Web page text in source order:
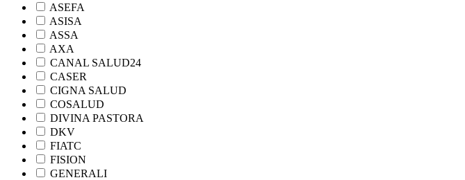
ASEFA
ASISA
ASSA
AXA
CANAL SALUD24
CASER
CIGNA SALUD
COSALUD
DIVINA PASTORA
DKV
FIATC
FISION
GENERALI